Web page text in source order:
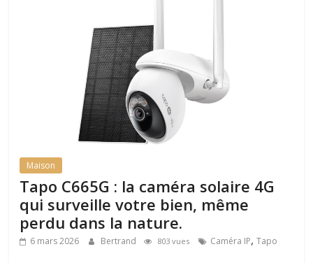
Maison
Tapo C665G : la caméra solaire 4G
qui surveille votre bien, même
perdu dans la nature.
6 mars 2026 Bertrand 803 vues Caméra IP,Tapo